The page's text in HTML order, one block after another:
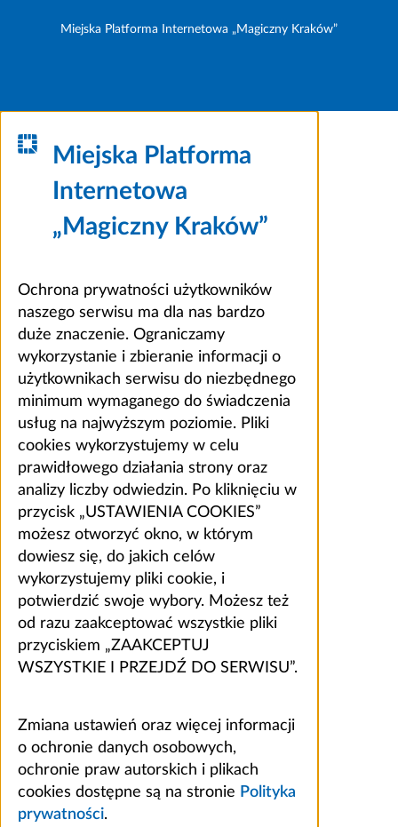
Miejska Platforma Internetowa „Magiczny Kraków”
Miejska Platforma
Internetowa
„Magiczny Kraków”
Ochrona prywatności użytkowników
naszego serwisu ma dla nas bardzo
duże znaczenie. Ograniczamy
wykorzystanie i zbieranie informacji o
użytkownikach serwisu do niezbędnego
minimum wymaganego do świadczenia
usług na najwyższym poziomie. Pliki
cookies wykorzystujemy w celu
prawidłowego działania strony oraz
analizy liczby odwiedzin. Po kliknięciu w
przycisk „USTAWIENIA COOKIES”
możesz otworzyć okno, w którym
dowiesz się, do jakich celów
wykorzystujemy pliki cookie, i
potwierdzić swoje wybory. Możesz też
od razu zaakceptować wszystkie pliki
przyciskiem „ZAAKCEPTUJ
WSZYSTKIE I PRZEJDŹ DO SERWISU”.
Zmiana ustawień oraz więcej informacji
o ochronie danych osobowych,
ochronie praw autorskich i plikach
cookies dostępne są na stronie Polityka
prywatności.